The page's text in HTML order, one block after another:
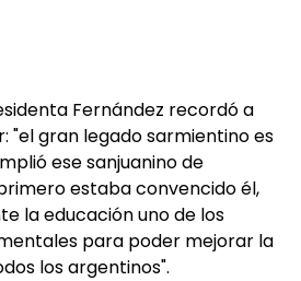
Fernández recordó a
"el gran legado sarmientino es
ese sanjuanino de
estaba convencido él,
la educación uno de los
para poder mejorar la
los argentinos".